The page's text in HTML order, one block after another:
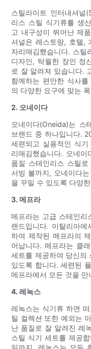
스틸라이트 인터내셔널
리스 스틸 식기류를 생
고 내구성이 뛰어난 제
셔널은 레스토랑, 호텔,
자리매김했습니다. 스틸
디자인, 탁월한 장인 정
로 잘 알려져 있습니다.
함께하는 편안한 식사
의 다양한 요구에 맞는
2. 오네이다
오네이다(Oneida)는 스
브랜드 중 하나입니다.
세련되고 실용적인 식
리매김했습니다. 오네
품질 스테인리스 스틸
서빙 볼까지, 오네이다
을 꾸밀 수 있도록 다양
3. 메프라
메프라는 고급 스테인리
랜드입니다. 이탈리아
하여 제작된 메프라의
어납니다. 메프라는 클
세트를 제공하여 당신의
있도록 합니다. 세련된
메프라에서 모든 것을 만
4. 레녹스
레녹스는 식기류 하면
틸 컬렉션 또한 예외는
난 품질로 잘 알려진 레
스틸 식기 세트를 제공